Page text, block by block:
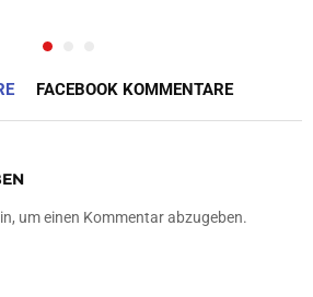
FACEBOOK KOMMENTARE
um einen Kommentar abzugeben.